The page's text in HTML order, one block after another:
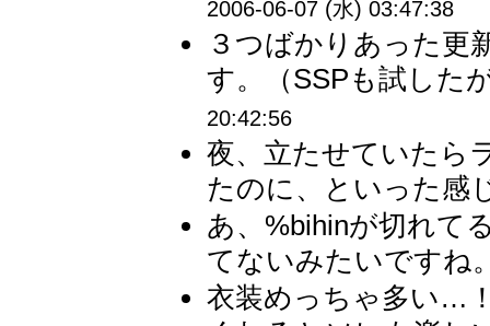
2006-06-07 (水) 03:47:38
３つばかりあった更
す。（SSPも試した
20:42:56
夜、立たせていたら
たのに、といった感
あ、%bihinが切れて
てないみたいですね
衣装めっちゃ多い…